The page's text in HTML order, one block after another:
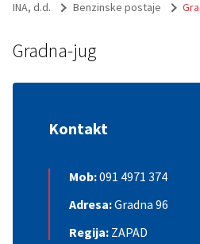
INA, d.d. Benzinske postaje
Gradna-jug
Kontakt
Mob:091 4971 374
Adresa:Gradna 96
Regija: ZAPAD